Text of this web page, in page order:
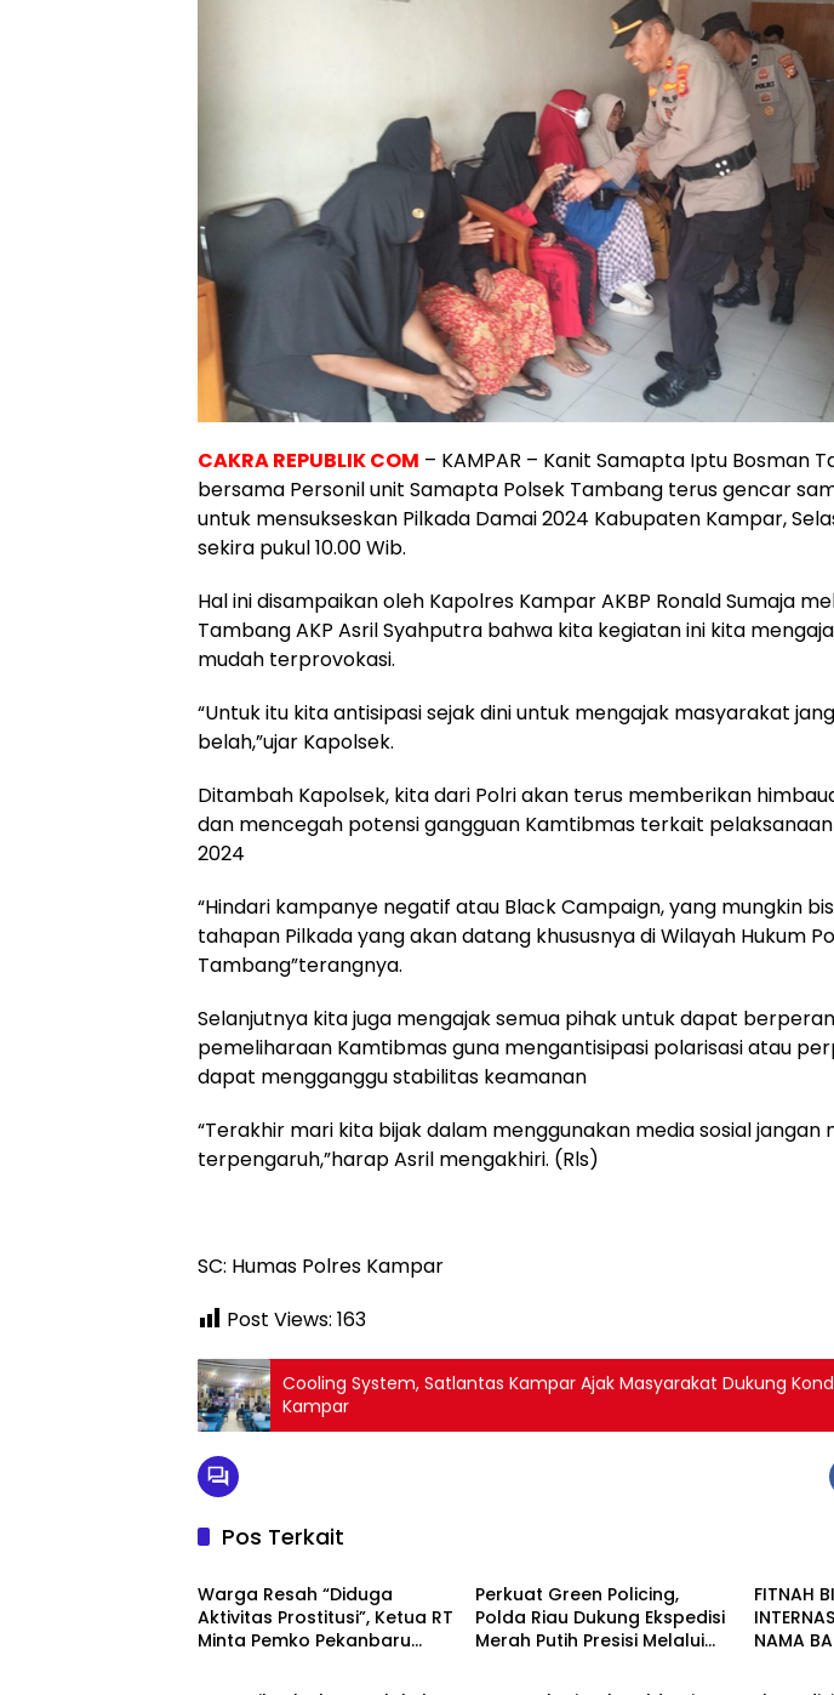
CAKRA REPUBLIK COM – KAMPAR – Kanit Samapta Iptu Bosman
bersama Personil unit Samapta Polsek Tambang terus gencar
untuk mensukseskan Pilkada Damai 2024 Kabupaten Kampar,
sekira pukul 10.00 Wib.
Hal ini disampaikan oleh Kapolres Kampar AKBP Ronald Sumaja
Tambang AKP Asril Syahputra bahwa kita kegiatan ini kita
mudah terprovokasi.
“Untuk itu kita antisipasi sejak dini untuk mengajak masyarakat
belah,”ujar Kapolsek.
Ditambah Kapolsek, kita dari Polri akan terus memberikan
dan mencegah potensi gangguan Kamtibmas terkait pelaksanaan
2024
“Hindari kampanye negatif atau Black Campaign, yang mungkin
tahapan Pilkada yang akan datang khususnya di Wilayah Hukum
Tambang”terangnya.
Selanjutnya kita juga mengajak semua pihak untuk dapat
pemeliharaan Kamtibmas guna mengantisipasi polarisasi atau
dapat mengganggu stabilitas keamanan
“Terakhir mari kita bijak dalam menggunakan media sosial jangan
terpengaruh,”harap Asril mengakhiri. (Rls)
SC: Humas Polres Kampar
Post Views: 163
Cooling System, Satlantas Kampar Ajak Masyarakat Dukung
Kampar
Pos Terkait
Berita
Warga Resah “Diduga
Aktivitas Prostitusi”, Ketua RT
Minta Pemko Pekanbaru
Perkuat Green Policing,
Polda Riau Dukung Ekspedisi
Merah Putih Presisi Melalui
FITNAH
NAMA
Berita Berita Berita